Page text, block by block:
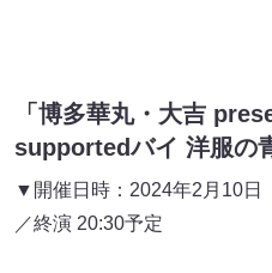
「博多華丸・大吉
supportedバイ 洋服の
▼開催日時：2024年2月10日
／終演 20:30予定